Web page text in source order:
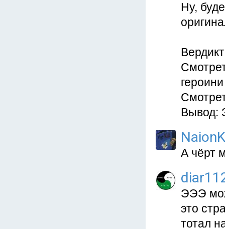
Ну,
Вывод:
А чёрт
ЭЭЭ
это
тотал